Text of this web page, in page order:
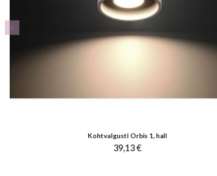
Kohtvalgusti Orbis 1, hall
39,13 €